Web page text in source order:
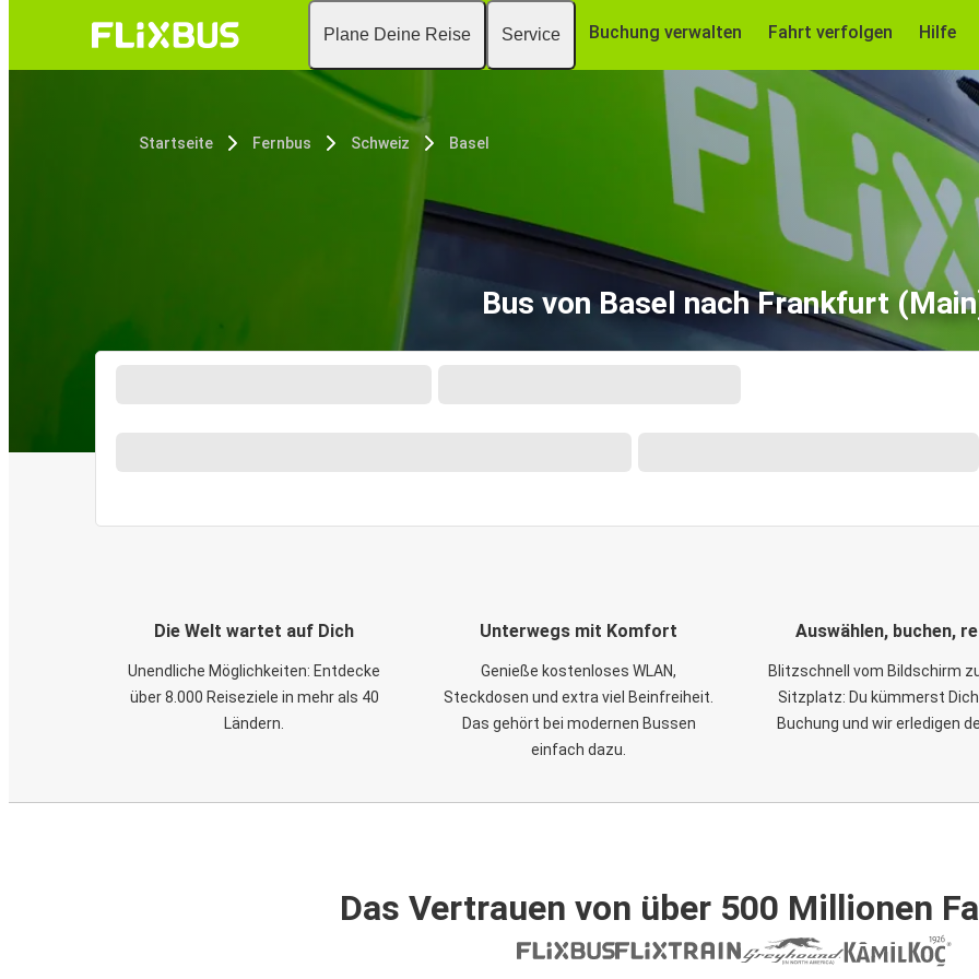
Plane Deine Reise Service Buchung verwalten Fahrt verfolgen Hilfe
Startseite Fernbus Schweiz Basel
Bus von Basel nach Frankfurt
Die Welt wartet auf Dich
Unendliche Möglichkeiten: Entdecke
über 8.000 Reiseziele in mehr als 40
Ländern.
Unterwegs mit Komfort
Genieße kostenloses WLAN,
Steckdosen und extra viel Beinfreiheit.
Das gehört bei modernen Bussen
einfach dazu.
Auswählen, buchen,
Blitzschnell vom Bildschirm
Sitzplatz: Du kümmerst
Buchung und wir erledigen
Das Vertrauen von über 500 Millionen